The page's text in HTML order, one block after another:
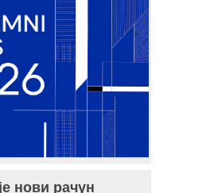
нови рачун